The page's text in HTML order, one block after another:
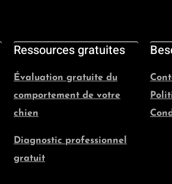
Ressources gratuites
Évaluation gratuite du
comportement de votre
chien
Diagnostic professionnel
gratuit